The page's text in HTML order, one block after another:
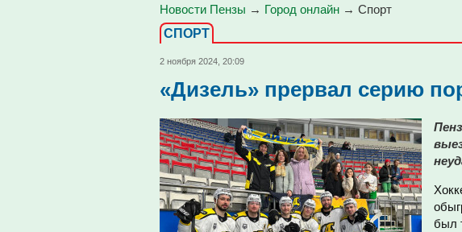
Новости Пензы → Город онлайн → Спорт
СПОРТ
2 ноября 2024, 20:09
«Дизель» прервал серию
был